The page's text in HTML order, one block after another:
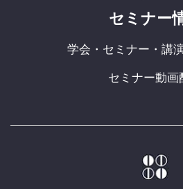
セミナー
学会・セミナー・講
セミナー動画